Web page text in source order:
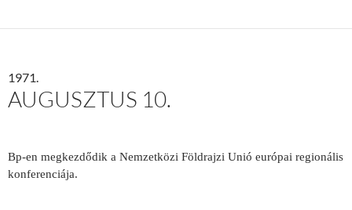
1971.
AUGUSZTUS 10.
Bp-en megkezdődik a Nemzetközi Föld­rajzi Unió európai regionális
kon­ferenciája.